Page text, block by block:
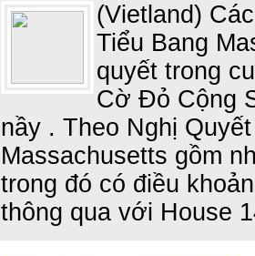
(Vietland)
Tiểu Bang
quyết trong
Cờ Đỏ Cộng
nầy . Theo Nghị
Massachusetts gồm
trong đó có điều
thông qua với House